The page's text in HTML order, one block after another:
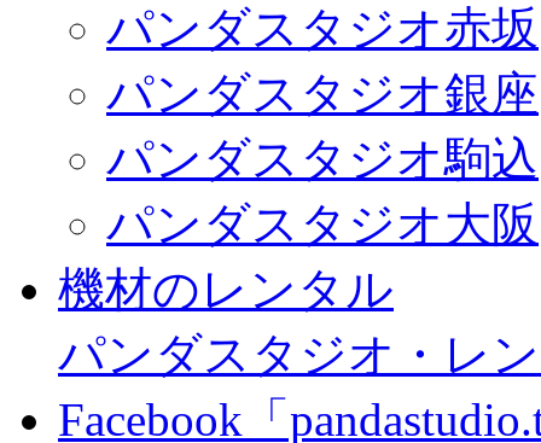
パンダスタジオ赤坂
パンダスタジオ銀座
パンダスタジオ駒込
パンダスタジオ大阪
機材のレンタル
パンダスタジオ・レ
Facebook「